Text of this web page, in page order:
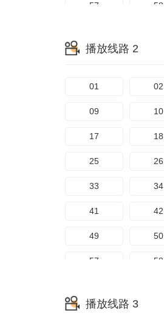
57 58
73
播放线路 2
01 02
09 10
17 18
25 26
33 34
41 42
49 50
57 58
73
播放线路 3